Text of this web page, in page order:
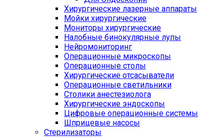
Хирургические лазерные аппараты
Мойки хирургические
Мониторы хирургические
Налобные бинокулярные лупы
Нейромониторинг
Операционные микроскопы
Операционные столы
Хирургические отсасыватели
Операционные светильники
Столики анестезиолога
Хирургические эндоскопы
Цифровые операционные системы
Шприцевые насосы
Стерилизаторы